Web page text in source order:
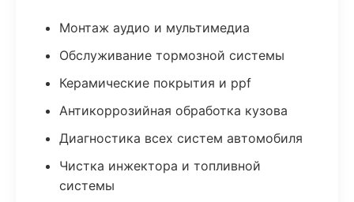
Монтаж аудио и мультимедиа
Обслуживание тормозной системы
Керамические покрытия и ppf
Антикоррозийная обработка кузова
Диагностика всех систем автомобиля
Чистка инжектора и топливной
системы